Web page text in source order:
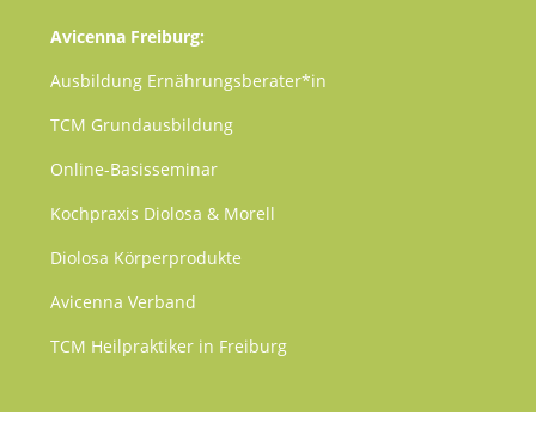
Avicenna Freiburg:
Ausbildung Ernährungsberater*in
TCM Grundausbildung
Online-Basisseminar
Kochpraxis Diolosa & Morell
Diolosa Körperprodukte
Avicenna Verband
TCM Heilpraktiker in Freiburg